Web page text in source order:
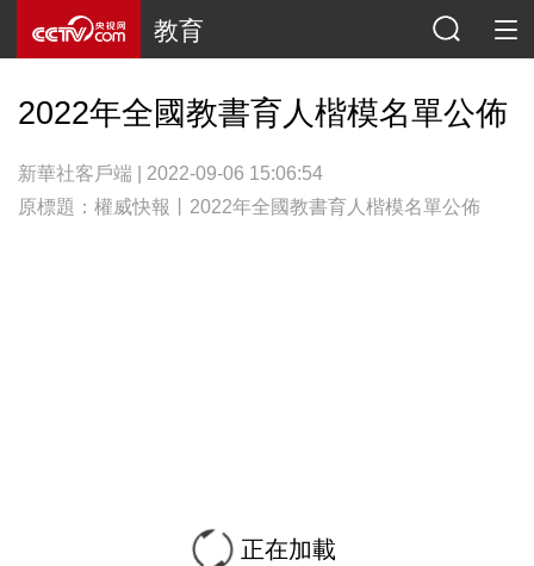
教育
2022年全國教書育人楷模名單公佈
新華社客戶端 | 2022-09-06 15:06:54
原標題：權威快報丨2022年全國教書育人楷模名單公佈
正在加載